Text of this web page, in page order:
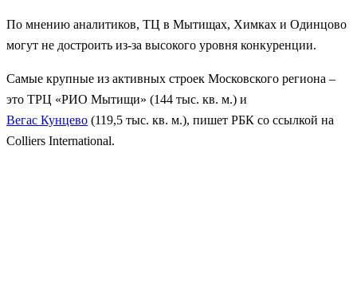
По мнению аналитиков, ТЦ в Мытищах, Химках и Одинцово
могут не достроить из-за высокого уровня конкуренции.
Самые крупные из активных строек Московского региона –
это ТРЦ «РИО Мытищи» (144 тыс. кв. м.) и
Вегас Кунцево (119,5 тыс. кв. м.), пишет РБК со ссылкой на
Colliers International.